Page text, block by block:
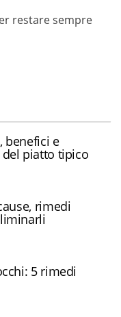
restare sempre
benefici e
piatto tipico
rimedi
5 rimedi